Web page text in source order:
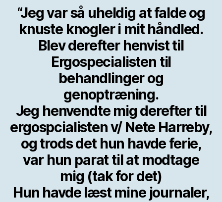
“Jeg var så uheldig at falde og
knuste knogler i mit håndled.
Blev derefter henvist til
Ergospecialisten til
behandlinger og
genoptræning.
Jeg henvendte mig derefter til
ergospcialisten v/ Nete Harreby,
og trods det hun havde ferie,
var hun parat til at modtage
mig (tak for det)
Hun havde læst mine journaler,